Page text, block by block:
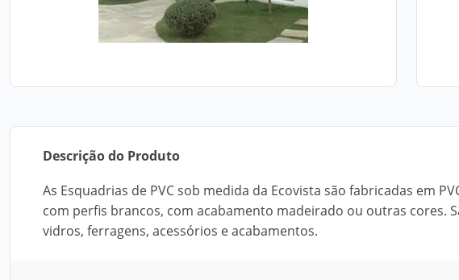
Descrição do Produto
As Esquadrias de PVC sob medida da Ecovista são fabricadas em
com perfis brancos, com acabamento madeirado ou outras cores.
vidros, ferragens, acessórios e acabamentos.